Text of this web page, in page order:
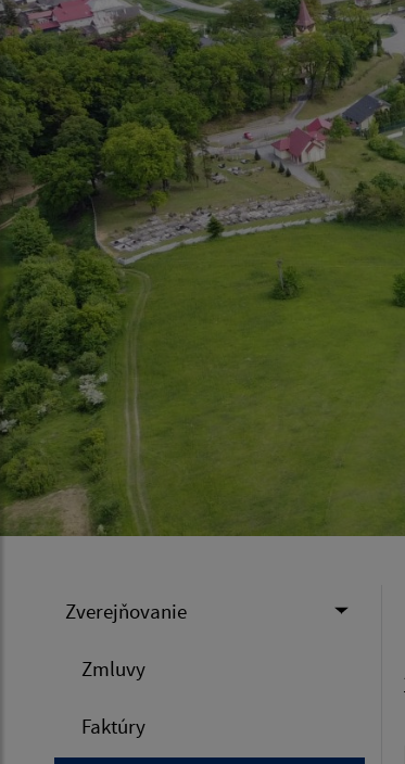
Zverejňovanie
Zmluvy
Faktúry